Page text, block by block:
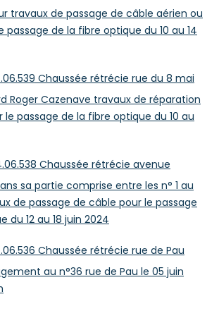
travaux de passage de câble aérien ou
passage de la fibre optique du 10 au 14
Chaussée rétrécie rue du 8 mai
Roger Cazenave travaux de réparation
passage de la fibre optique du 10 au
Chaussée rétrécie avenue
sa partie comprise entre les n° 1 au
de passage de câble pour le passage
du 12 au 18 juin 2024
Chaussée rétrécie rue de Pau
au n°36 rue de Pau le 05 juin